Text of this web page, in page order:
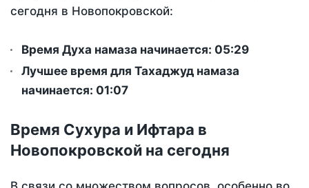
сегодня в Новопокровской:
Время Духа намаза начинается: 05:29
Лучшее время для Тахаджуд намаза
начинается: 01:07
Время Сухура и Ифтара в
Новопокровской на сегодня